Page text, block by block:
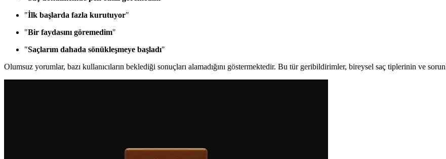
"İlk başlarda fazla kurutuyor"
"Bir faydasını göremedim"
"Saçlarım dahada sönükleşmeye başladı"
Olumsuz yorumlar, bazı kullanıcıların beklediği sonuçları alamadığını göstermektedir. Bu tür geribildirimler, bireysel saç tiplerinin ve